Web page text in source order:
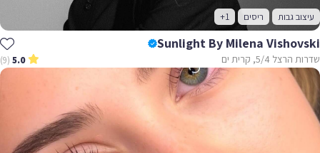
עיצוב גבות ריסים +1
Sunlight By Milena Vishovski
שדרות הרצל 5/4, קרית ים 5.0
(9)